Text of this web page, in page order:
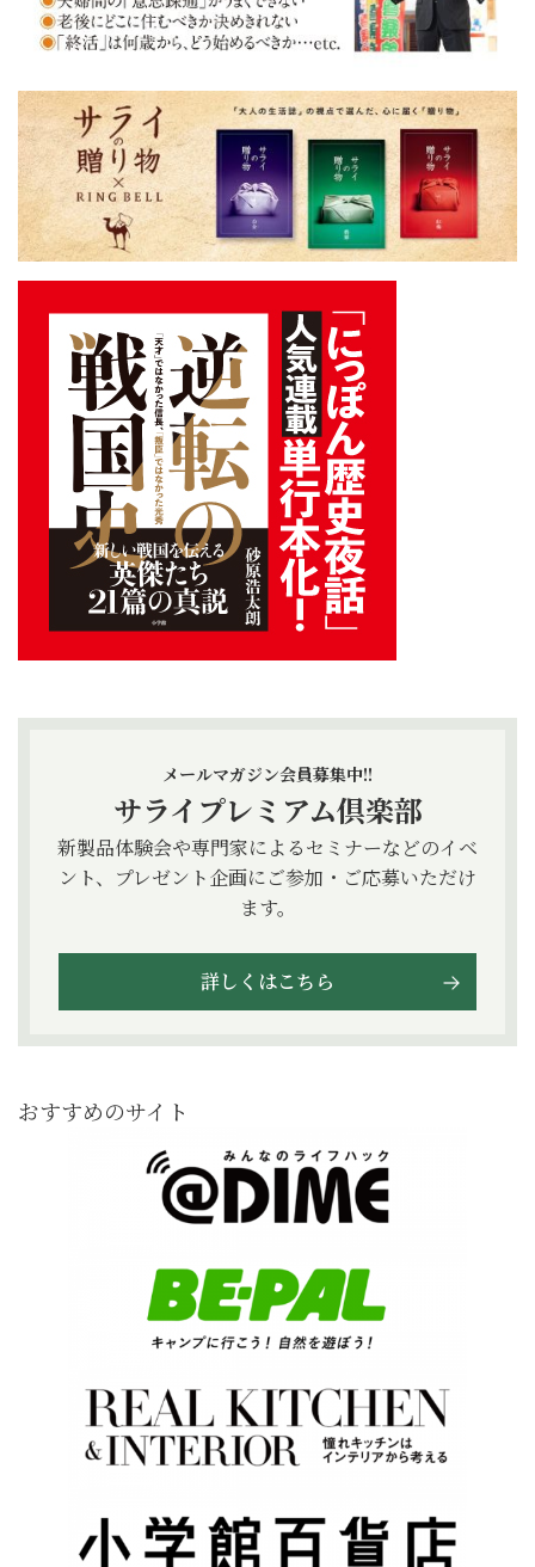
メールマガジン会員募集中!!
サライプレミアム倶楽部
新製品体験会や専門家によるセミナーなどのイベ
ント、プレゼント企画にご参加・ご応募いただけ
ます。
詳しくはこちら
おすすめのサイト